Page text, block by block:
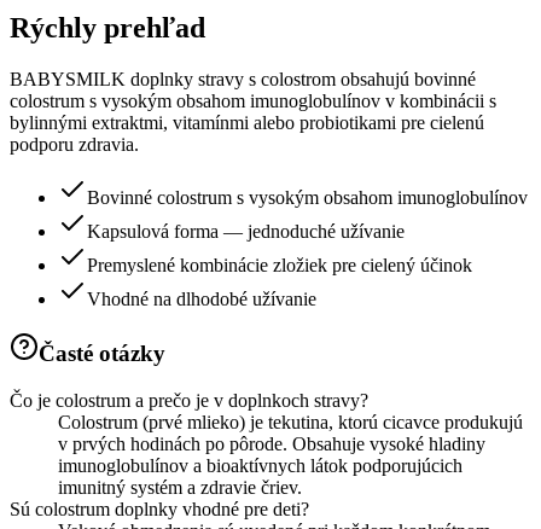
Rýchly prehľad
BABYSMILK doplnky stravy s colostrom obsahujú bovinné
colostrum s vysokým obsahom imunoglobulínov v kombinácii s
bylinnými extraktmi, vitamínmi alebo probiotikami pre cielenú
podporu zdravia.
Bovinné colostrum s vysokým obsahom imunoglobulínov
Kapsulová forma — jednoduché užívanie
Premyslené kombinácie zložiek pre cielený účinok
Vhodné na dlhodobé užívanie
Časté otázky
Čo je colostrum a prečo je v doplnkoch stravy?
Colostrum (prvé mlieko) je tekutina, ktorú cicavce produkujú
v prvých hodinách po pôrode. Obsahuje vysoké hladiny
imunoglobulínov a bioaktívnych látok podporujúcich
imunitný systém a zdravie čriev.
Sú colostrum doplnky vhodné pre deti?